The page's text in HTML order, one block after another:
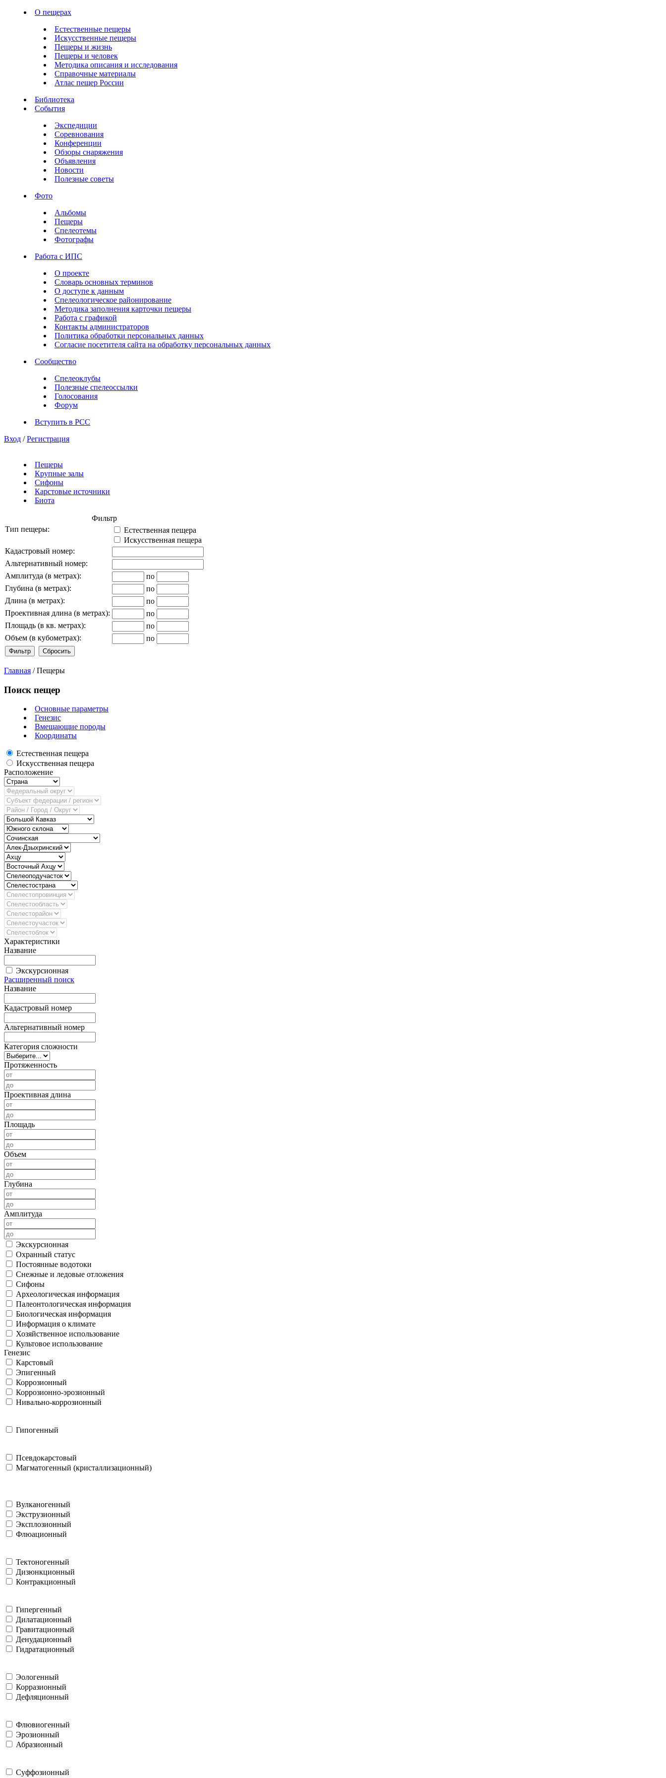
О пещерах
Естественные пещеры
Искусственные пещеры
Пещеры и жизнь
Пещеры и человек
Методика описания и исследования
Справочные материалы
Атлас пещер России
Библиотека
События
Экспедиции
Соревнования
Конференции
Обзоры снаряжения
Объявления
Новости
Полезные советы
Фото
Альбомы
Пещеры
Спелеотемы
Фотографы
Работа с ИПС
О проекте
Словарь основных терминов
О доступе к данным
Спелеологическое районирование
Методика заполнения карточки пещеры
Работа с графикой
Контакты администраторов
Политика обработки персональных данных
Согласие посетителя сайта на обработку персональных данных
Сообщество
Спелеоклубы
Полезные спелеоссылки
Голосования
Форум
Вступить в РСС
Вход / Регистрация
Пещеры
Крупные залы
Сифоны
Карстовые источники
Биота
Фильтр
Тип пещеры:
Естественная пещера
Искусственная пещера
Кадастровый номер:
Альтернативный номер:
Амплитуда (в метрах):
по
Глубина (в метрах):
по
Длина (в метрах):
по
Проективная длина (в метрах):
по
Площадь (в кв. метрах):
по
Объем (в кубометрах):
по
Главная / Пещеры
Поиск пещер
Основные параметры
Генезис
Вмещающие породы
Координаты
Естественная пещера
Искусственная пещера
Расположение
Характеристики
Название
Экскурсионная
Расширенный поиск
Название
Кадастровый номер
Альтернативный номер
Категория сложности
Протяженность
Проективная длина
Площадь
Объем
Глубина
Амплитуда
Экскурсионная
Охранный статус
Постоянные водотоки
Снежные и ледовые отложения
Сифоны
Археологическая информация
Палеонтологическая информация
Биологическая информация
Информация о климате
Хозяйственное использование
Культовое использование
Генезис
Карстовый
Эпигенный
Коррозионный
Коррозионно-эрозионный
Нивально-коррозионный
Гипогенный
Псевдокарстовый
Магматогенный (кристаллизационный)
Вулканогенный
Экструзионный
Эксплозионный
Флюационный
Тектоногенный
Дизюнкционный
Контракционный
Гипергенный
Дилатационный
Гравитационный
Денудационный
Гидратационный
Эологенный
Корразионный
Дефляционный
Флювиогенный
Эрозионный
Абразионный
Суффозионный